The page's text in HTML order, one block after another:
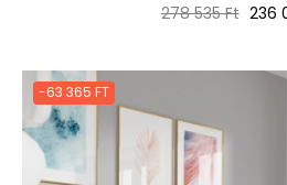
Normál
278 535 Ft Ár
236
-63 365 FT